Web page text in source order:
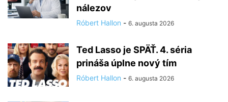
nálezov
Róbert Hallon - 6. augusta 2026
Ted Lasso je SPÄŤ. 4. séria
prináša úplne nový tím
Róbert Hallon - 6. augusta 2026